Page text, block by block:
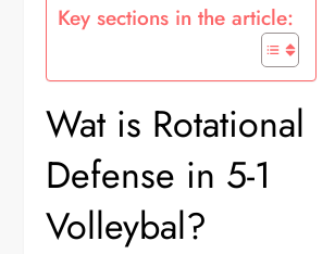
Key sections in the article:
Wat is Rotational
Defense in 5-1
Volleybal?